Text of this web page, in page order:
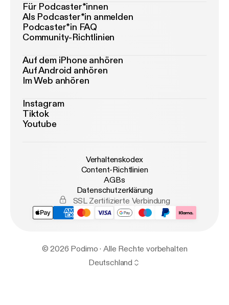
Für Podcaster*innen
Als Podcaster*in anmelden
Podcaster*in FAQ
Community-Richtlinien
Auf dem iPhone anhören
Auf Android anhören
Im Web anhören
Instagram
Tiktok
Youtube
Verhaltenskodex
Content-Richtlinien
AGBs
Datenschutzerklärung
SSL Zertifizierte Verbindung
© 2026 Podimo · Alle Rechte vorbehalten
Deutschland